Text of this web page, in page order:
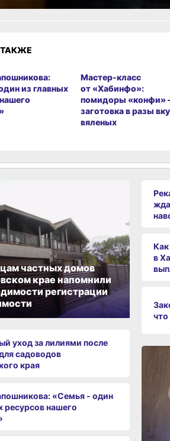
ТАКЖЕ
из главных
Мастер-класс
от «Хабинфо»:
помидоры «конфи»
заготовка в разы
вяленых
частных домов
крае напомнили
регистрации
уход за лилиями после
садоводов
края
«Семья - один
ресурсов нашего
в
что